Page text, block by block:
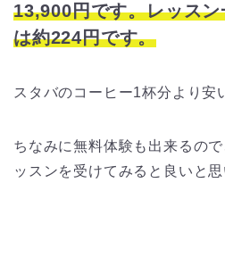
13,900円です。レッス
は約224円です。
スタバのコーヒー1杯分より安
ちなみに無料体験も出来るの
ッスンを受けてみると良いと